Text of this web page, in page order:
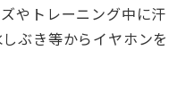
やトレーニング中に汗
ぶき等からイヤホンを